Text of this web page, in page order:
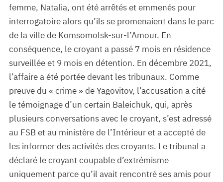
femme, Natalia, ont été arrêtés et emmenés pour
interrogatoire alors qu’ils se promenaient dans le parc
de la ville de Komsomolsk-sur-l’Amour. En
conséquence, le croyant a passé 7 mois en résidence
surveillée et 9 mois en détention. En décembre 2021,
l’affaire a été portée devant les tribunaux. Comme
preuve du « crime » de Yagovitov, l’accusation a cité
le témoignage d’un certain Baleichuk, qui, après
plusieurs conversations avec le croyant, s’est adressé
au FSB et au ministère de l’Intérieur et a accepté de
les informer des activités des croyants. Le tribunal a
déclaré le croyant coupable d’extrémisme
uniquement parce qu’il avait rencontré ses amis pour